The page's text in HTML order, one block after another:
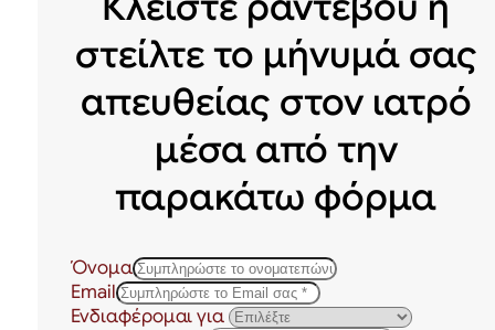
στείλτε το μήνυμά σας
απευθείας στον ιατρό
μέσα από την
παρακάτω φόρμα
Όνομα
Email
Ενδιαφέρομαι για